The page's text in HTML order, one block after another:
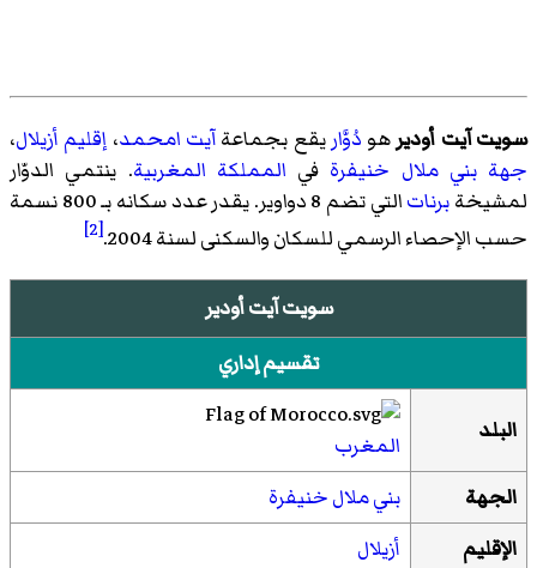
سويت آيت أوديرهو دُوَّاريقع بجماعةآيت امحمد، إقليم أزيلال،
جهة بني ملال خنيفرة في المملكة المغربية. ينتمي الدوّار
لمشيخةبرنات
التي تضم 8 دواوير. يقدر عدد سكانه بـ 800 نسمة
حسب الإحصاء الرسمي للسكان والسكنى لسنة 2004.
[2]
سويت آيت أودير
تقسيم إداري
البلد
المغرب
الجهة
بني ملال خنيفرة
الإقليم
أزيلال